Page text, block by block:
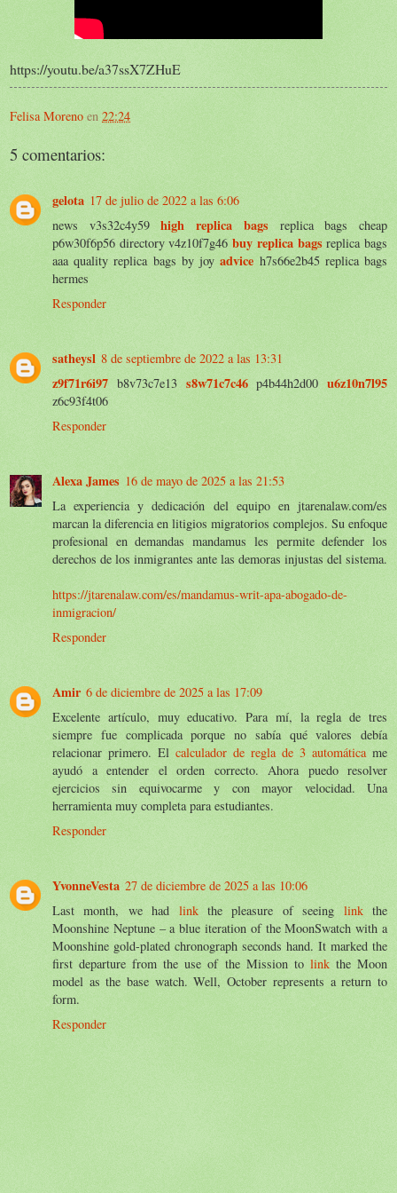
https://youtu.be/a37ssX7ZHuE
Felisa Moreno en 22:24
5 comentarios:
gelota 17 de julio de 2022 a las 6:06
news v3s32c4y59high replica bagsreplica bags cheap
p6w30f6p56 directory v4z10f7g46buy replica bagsreplica bags
aaa quality replica bags by joyadvice h7s66e2b45 replica bags
hermes
Responder
satheysl 8 de septiembre de 2022 a las 13:31
z9f71r6i97 b8v73c7e13 s8w71c7c46p4b44h2d00 u6z10n7l95
z6c93f4t06
Responder
Alexa James 16 de mayo de 2025 a las 21:53
La experiencia y dedicación del equipo en jtarenalaw.com/es
marcan la diferencia en litigios migratorios complejos. Su enfoque
profesional en demandas mandamus les permite defender los
derechos de los inmigrantes ante las demoras injustas del sistema.
https://jtarenalaw.com/es/mandamus-writ-apa-abogado-de-
inmigracion/
Responder
Amir 6 de diciembre de 2025 a las 17:09
Excelente artículo, muy educativo. Para mí, la regla de tres
siempre fue complicada porque no sabía qué valores debía
relacionar primero. El calculador de regla de 3 automáticame
ayudó a entender el orden correcto. Ahora puedo resolver
ejercicios sin equivocarme y con mayor velocidad. Una
herramienta muy completa para estudiantes.
Responder
YvonneVesta 27 de diciembre de 2025 a las 10:06
Last month, we had linkthe pleasure of seeing linkthe
Moonshine Neptune – a blue iteration of the MoonSwatch with a
Moonshine gold-plated chronograph seconds hand. It marked the
first departure from the use of the Mission to linkthe Moon
model as the base watch. Well, October represents a return to
form.
Responder